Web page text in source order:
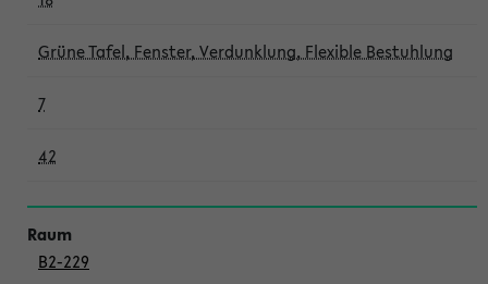
Grüne Tafel, Fenster, Verdunklung, Flexible Bestuhlung
7
42
B2-229